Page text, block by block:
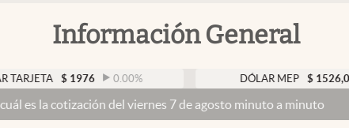
Información General
$ 1976 0.00% DÓLAR MEP $ 1526,03 0.43%
del viernes 7 de agosto minuto a minuto